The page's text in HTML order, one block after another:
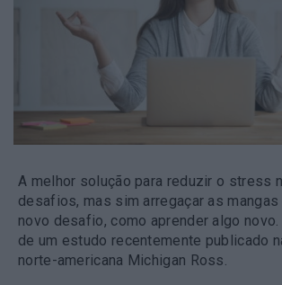
A melhor solução para reduzir o stress
desafios, mas sim arregaçar as mangas
novo desafio, como aprender algo
de um estudo recentemente publicado
norte-americana Michigan Ross.